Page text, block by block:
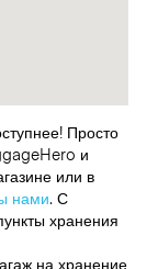
Просто
и
или в
нами. С
хранения
на хранение